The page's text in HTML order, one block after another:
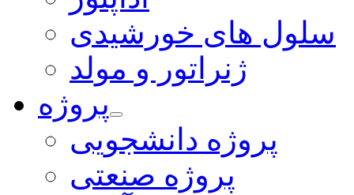
سلول های خورشیدی
ژنراتور و مولد
پروژه
پروژه دانشجویی
پروژه صنعتی